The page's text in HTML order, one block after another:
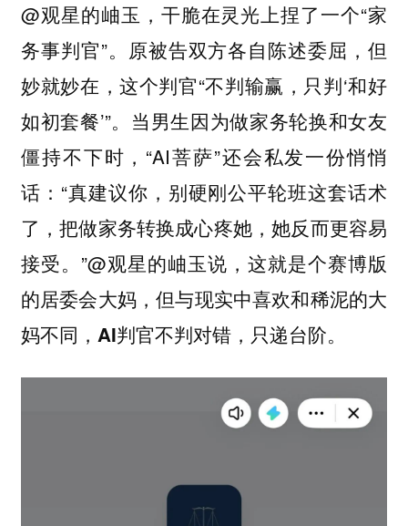
@观星的岫玉，干脆在灵光上捏了一个“家
务事判官”。原被告双方各自陈述委屈，但
妙就妙在，这个判官“不判输赢，只判‘和好
如初套餐’”。当男生因为做家务轮换和女友
僵持不下时，“AI菩萨”还会私发一份悄悄
话：“真建议你，别硬刚公平轮班这套话术
了，把做家务转换成心疼她，她反而更容易
接受。”@观星的岫玉说，这就是个赛博版
的居委会大妈，但与现实中喜欢和稀泥的大
妈不同，AI判官不判对错，只递台阶。